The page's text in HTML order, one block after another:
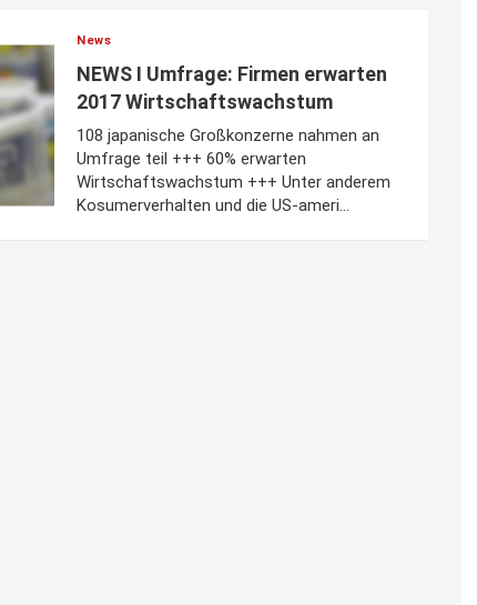
News
NEWS I Umfrage: Firmen erwarten
2017 Wirtschaftswachstum
108 japanische Großkonzerne nahmen an
Umfrage teil +++ 60% erwarten
Wirtschaftswachstum +++ Unter anderem
Kosumerverhalten und die US-ameri...